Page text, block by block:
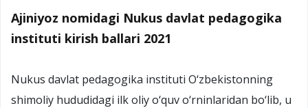
Ajiniyoz nomidagi Nukus davlat pedagogika
instituti kirish ballari 2021
Nukus davlat pedagogika instituti O‘zbekistonning
shimoliy hududidagi ilk oliy o‘quv o‘rninlaridan bo‘lib, u